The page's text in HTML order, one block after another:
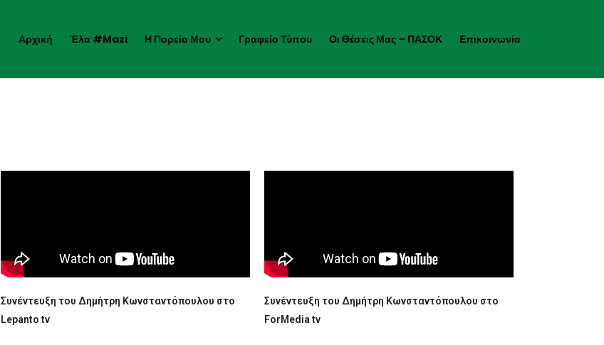
Αρχική Έλα #mazi Η Πορεία Μου Γραφείο Τύπου Οι Θέσεις Μας – ΠΑΣΟΚ Επικοινωνία
Συνέντευξη του Δημήτρη Κωνσταντόπουλου στο
Lepanto tv
Συνέντευξη του Δημήτρη Κωνσταντόπουλου στο
ForMedia tv